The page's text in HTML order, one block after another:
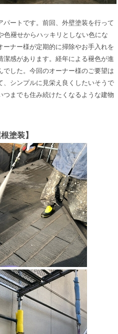
ートです。 前回、 外壁塗装を行って
色褪せからハッキリとしない色にな
ーナー様が定期的に掃除やお手入れを
潔感があります。経年による褪色が進
した。 今回のオーナー様のご要望は
シンプルに見栄え良くしたいそうで
つまでも住み続けたくなるような建物
塗装】